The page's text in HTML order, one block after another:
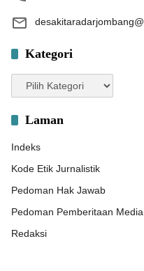
Kategori
Kategori
Laman
Indeks
Kode Etik Jurnalistik
Pedoman Hak Jawab
Pedoman Pemberitaan
Redaksi